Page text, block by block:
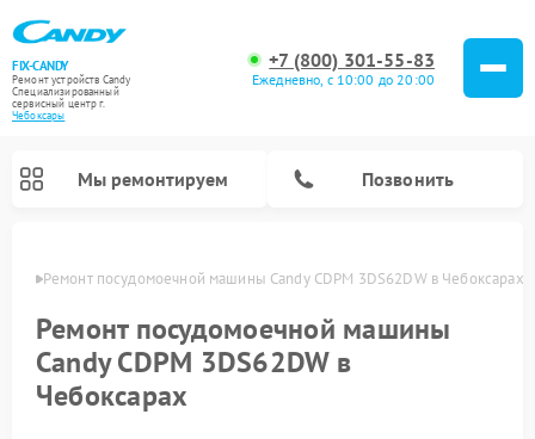
FIX-CANDY
Ремонт устройств Candy
Специализированный
cервисный центр г.
Чебоксары
+7 (800) 301-55-83
Ежедневно, с 10:00 до 20:00
Мы ремонтируем Позвонить
Ремонт посудомоечной машины Candy CDPM 3DS62DW в Чебоксарах
Ремонт посудомоечной машины
Candy CDPM 3DS62DW в
Чебоксарах